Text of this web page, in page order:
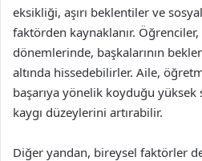
eksikliği, aşırı beklentiler ve
faktörden kaynaklanır.
dönemlerinde, başkalarının
altında hissedebilirler. Aile,
başarıya yönelik koyduğu
kaygı düzeylerini artırabilir.
Diğer yandan, bireysel faktörler